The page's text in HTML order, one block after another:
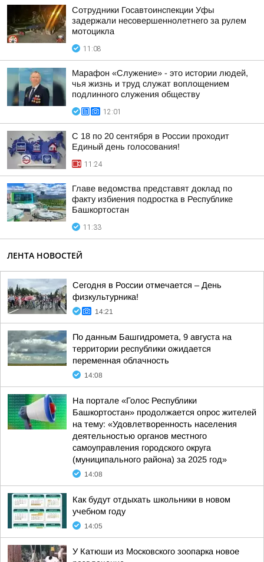
Сотрудники Госавтоинспекции Уфы
задержали несовершеннолетнего за рулем
мотоцикла
11:08
Марафон «Служение» - это истории людей,
чья жизнь и труд служат воплощением
подлинного служения обществу
12:01
С 18 по 20 сентября в России проходит
Единый день голосования!
11:24
Главе ведомства представят доклад по
факту избиения подростка в Республике
Башкортостан
11:33
ЛЕНТА НОВОСТЕЙ
Сегодня в России отмечается – День
физкультурника!
14:21
По данным Башгидромета, 9 августа на
территории республики ожидается
переменная облачность
14:08
На портале «Голос Республики
Башкортостан» продолжается опрос жителей
на тему: «Удовлетворенность населения
деятельностью органов местного
самоуправления городского округа
(муниципального района) за 2025 год»
14:08
Как будут отдыхать школьники в новом
учебном году
14:05
У Катюши из Московского зоопарка новое